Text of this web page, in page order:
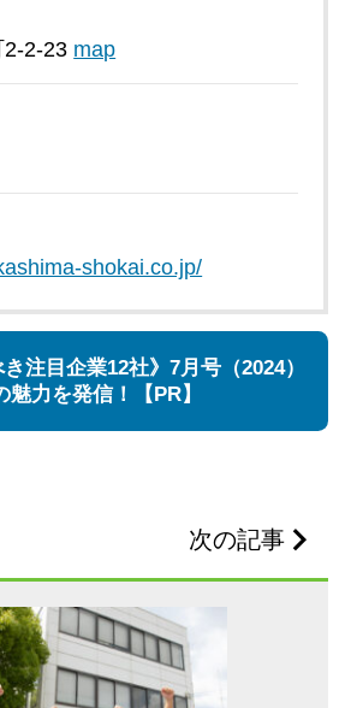
2-2-23 map
shokai.co.jp/
き注目企業12社》7月号（2024）
魅力を発信！【PR】
次の記事